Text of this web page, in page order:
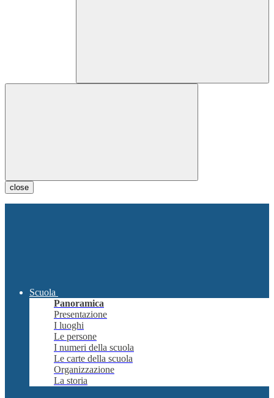
close
Scuola
Panoramica
Presentazione
I luoghi
Le persone
I numeri della scuola
Le carte della scuola
Organizzazione
La storia